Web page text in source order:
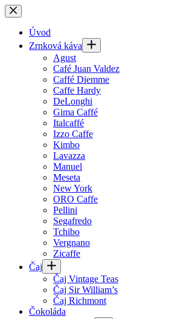
Skip
to
contentÚvod
Zrnková káva
Agust
Café Juan Valdez
Caffé Diemme
Caffe Hardy
DeLonghi
Gima Caffé
Italcaffé
Izzo Caffe
Kimbo
Lavazza
Manuel
Meseta
New York
ORO Caffe
Pellini
Segafredo
Tchibo
Vergnano
Zicaffe
Čaj
Čaj Vintage Teas
Čaj Sir William’s
Čaj Richmont
Čokoláda